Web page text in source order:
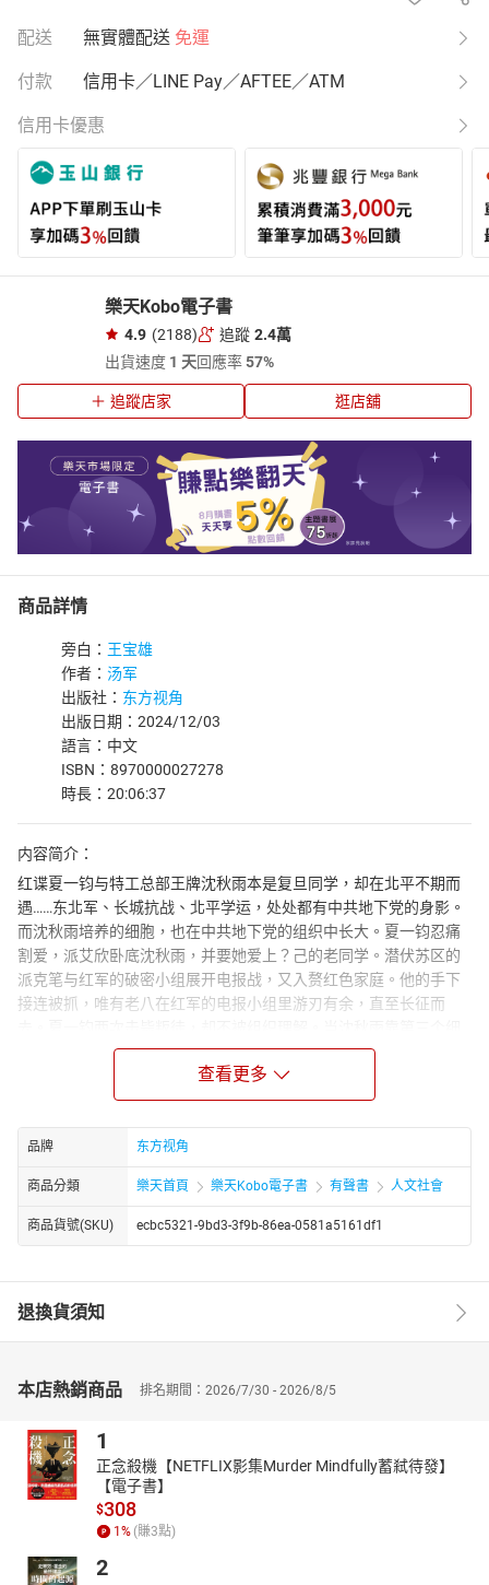
配送 無實體配送 免運
付款 信用卡／LINE Pay／AFTEE／ATM
信用卡優惠
樂天Kobo電子書
4.9 (2188) 追蹤 2.4萬
出貨速度 1 天回應率57%
追蹤店家 逛店舖
商品詳情
旁白： 王宝雄
作者： 汤军
出版社： 东方视角
出版日期：2024/12/03
語言：中文
ISBN：8970000027278
時長：20:06:37
内容简介：
红谍夏一钧与特工总部王牌沈秋雨本是复旦同学，却在北平不期而
遇……东北军、长城抗战、北平学运，处处都有中共地下党的身影。
而沈秋雨培养的细胞，也在中共地下党的组织中长大。夏一钧忍痛
割爱，派艾欣卧底沈秋雨，并要她爱上？己的老同学。潜伏苏区的
派克笔与红军的破密小组展开电报战，又入赘红色家庭。他的手下
接连被抓，唯有老八在红军的电报小组里游刃有余，直至长征而
胞破获地下党的特组时，夏一钧只好孤军奋战。国是谁的国，家破
人未亡。谍战、电报战、家庭情战，还有大背景下的内战与抗战，
纠结成一出非常谍战！
作者简介：
汤军网名（笔名）世纪婴儿。 1970年生于北京。祖籍江苏无锡，现
居北京。 目前，发表及出版作品，计九十万字。
查看更多
品牌 东方视角
商品分類 樂天首頁 樂天Kobo電子書 有聲書 人文社會
商品貨號(SKU) ecbc5321-9bd3-3f9b-86ea-0581a5161df1
退換貨須知
本店熱銷商品 排名期間：2026/7/30 - 2026/8/5
1
正念殺機【NETFLIX影集Murder Mindfully蓄弒待發】
【電子書】
$308
1 % (賺3點)
2